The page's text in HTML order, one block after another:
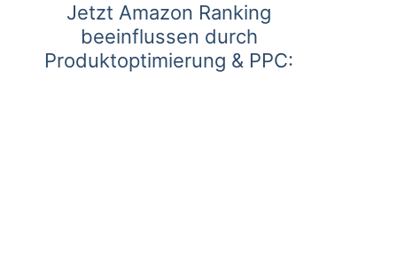
Jetzt Amazon Ranking
beeinflussen durch
Produktoptimierung & PPC: